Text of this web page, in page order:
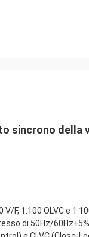
sincrono della
F, 1:100 OLVC e
di 50Hz/